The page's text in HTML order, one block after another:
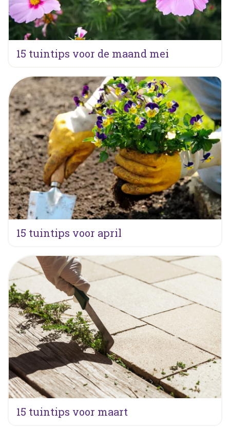
15 tuintips voor de maand mei
15 tuintips voor april
15 tuintips voor maart